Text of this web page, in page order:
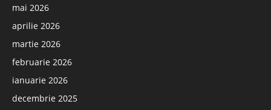
mai 2026
aprilie 2026
martie 2026
februarie 2026
ianuarie 2026
decembrie 2025